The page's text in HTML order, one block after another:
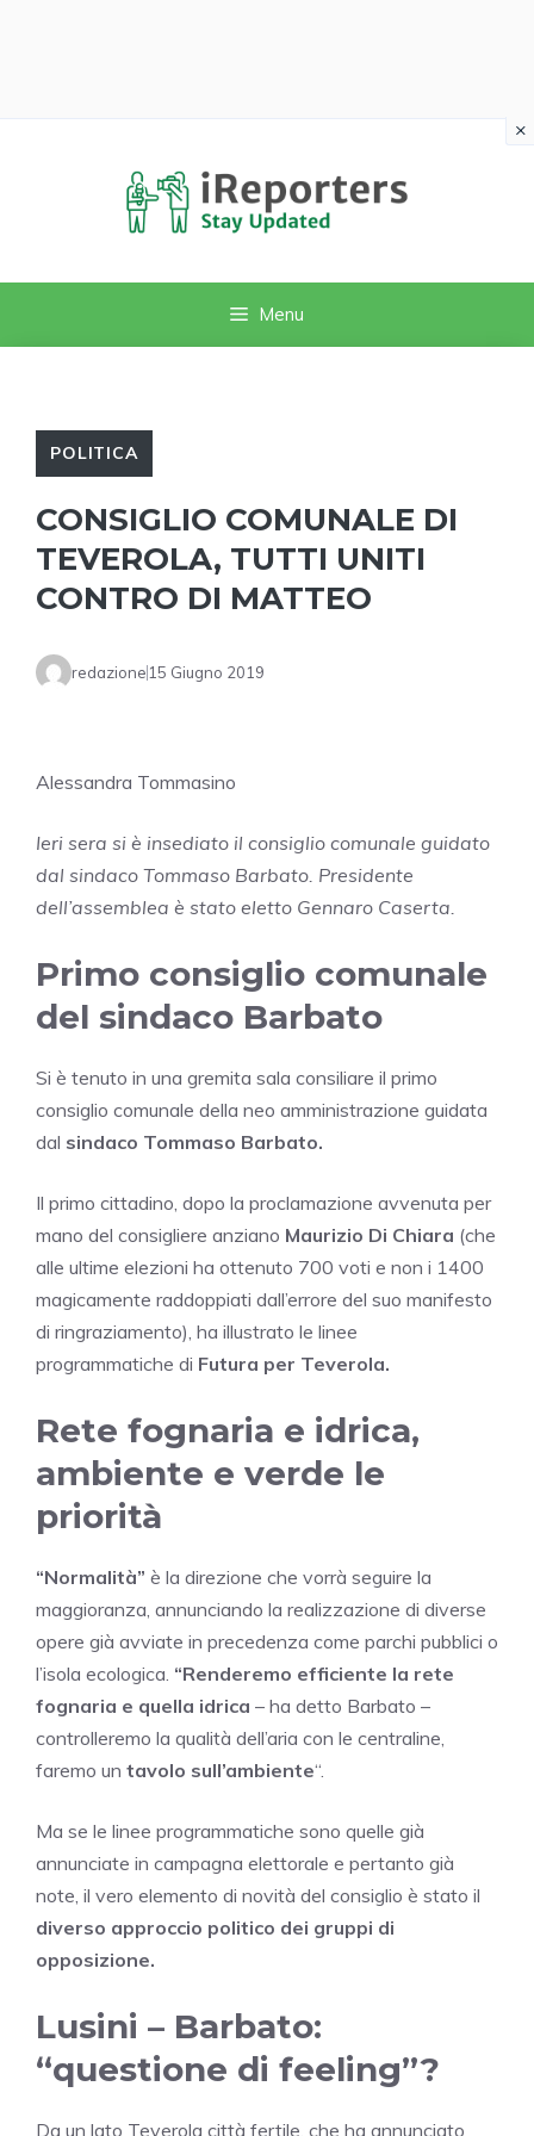
Menu
POLITICA
CONSIGLIO COMUNALE DI
TEVEROLA, TUTTI UNITI
CONTRO DI MATTEO
redazione 15 Giugno 2019
Alessandra Tommasino
Ieri sera si è insediato il consiglio comunale guidato
dal sindaco Tommaso Barbato. Presidente
dell’assemblea è stato eletto Gennaro Caserta.
Primo consiglio comunale
del sindaco Barbato
Si è tenuto in una gremita sala consiliare il primo
consiglio comunale della neo amministrazione guidata
dal sindaco Tommaso Barbato.
Il primo cittadino, dopo la proclamazione avvenuta per
mano del consigliere anziano Maurizio Di Chiara (che
alle ultime elezioni ha ottenuto 700 voti e non i 1400
magicamente raddoppiati dall’errore del suo manifesto
di ringraziamento), ha illustrato le linee
programmatiche di Futura per Teverola.
Rete fognaria e idrica,
ambiente e verde le
priorità
“Normalità” è la direzione che vorrà seguire la
maggioranza, annunciando la realizzazione di diverse
opere già avviate in precedenza come parchi pubblici o
l’isola ecologica. “Renderemo efficiente la rete
fognaria e quella idrica – ha detto Barbato –
controlleremo la qualità dell’aria con le centraline,
faremo un tavolo sull’ambiente“.
Ma se le linee programmatiche sono quelle già
annunciate in campagna elettorale e pertanto già
note, il vero elemento di novità del consiglio è stato il
diverso approccio politico dei gruppi di
opposizione.
Lusini – Barbato:
“questione di feeling”?
Da un lato Teverola città fertile, che ha annunciato
×